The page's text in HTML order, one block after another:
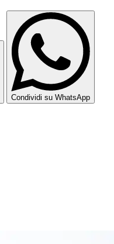
Condividi su WhatsApp